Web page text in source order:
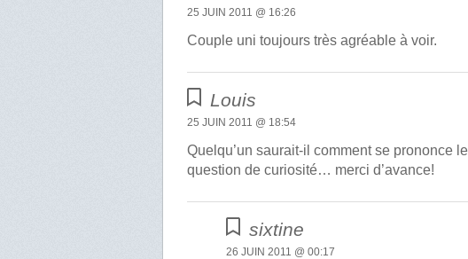
25 JUIN 2011 @ 16:26
Couple uni toujours très agréable à voir.
Louis
25 JUIN 2011 @ 18:54
Quelqu’un saurait-il comment se prononce
question de curiosité… merci d’avance!
sixtine
26 JUIN 2011 @ 00:17